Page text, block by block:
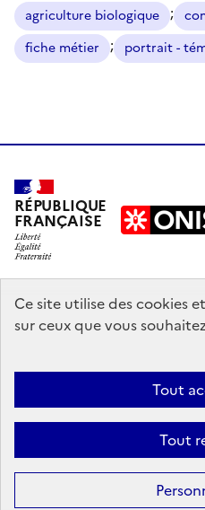
Ce site utilise des cookies
sur ceux que vous
Tout
Tout
agriculture biologique ;
fiche métier ; portrait -
RÉPUBLIQUE
FRANÇAISE
education.gouv.fr
enseignementsup-
Accessibilité : partiellement
Sauf mention explicite de propriété
les contenus de ce site sont